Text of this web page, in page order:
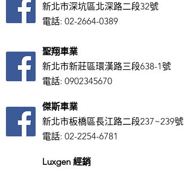
新北市深坑區北深路二段32號
電話: 02-2664-0389
聖翔車業
新北市新莊區環漢路三段638-1號
電話: 0902345670
傑斯車業
新北市板橋區長江路二段237~239號
電話: 02-2254-6781
Luxgen 經銷